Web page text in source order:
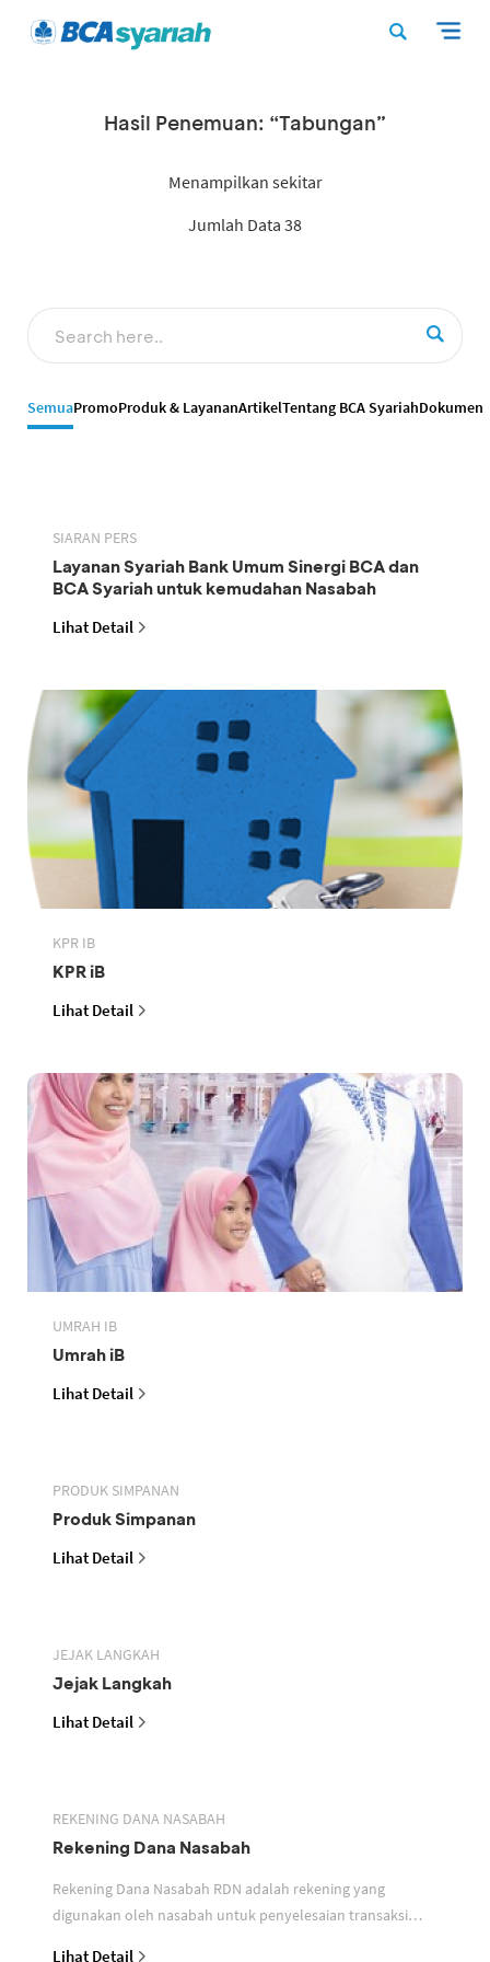
Hasil Penemuan: “Tabungan”
Menampilkan sekitar
Jumlah Data 38
SemuaPromoProduk & LayananArtikelTentang BCA SyariahDokumen
SIARAN PERS
Layanan Syariah Bank Umum Sinergi BCA dan
BCA Syariah untuk kemudahan Nasabah
Lihat Detail
KPR IB
KPR iB
Lihat Detail
UMRAH IB
Umrah iB
Lihat Detail
PRODUK SIMPANAN
Produk Simpanan
Lihat Detail
JEJAK LANGKAH
Jejak Langkah
Lihat Detail
REKENING DANA NASABAH
Rekening Dana Nasabah
Rekening Dana Nasabah RDN adalah rekening yang
digunakan oleh nasabah untuk penyelesaian transaksi
Lihat Detail